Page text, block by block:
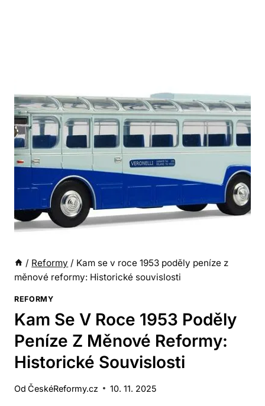
/ Reformy / Kam se v roce 1953 poděly peníze z
měnové reformy: Historické souvislosti
REFORMY
Kam Se V Roce 1953 Poděly
Peníze Z Měnové Reformy:
Historické Souvislosti
Od ČeskéReformy.cz 10. 11. 2025